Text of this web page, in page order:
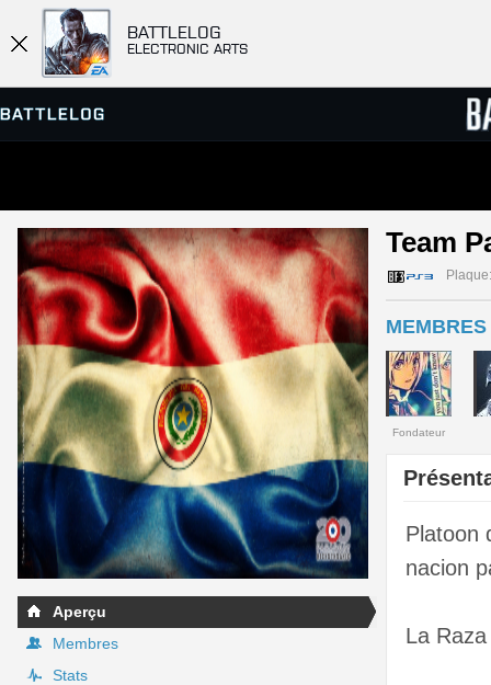
BATTLELOG
ELECTRONIC ARTS
SERVEURS
PARTIES
Aperçu
Membres
Stats
Team
Plaque:
MEMBRES
Fondateur
Platoon
nacion
La